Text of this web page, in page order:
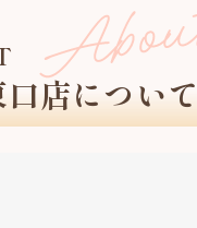
店について